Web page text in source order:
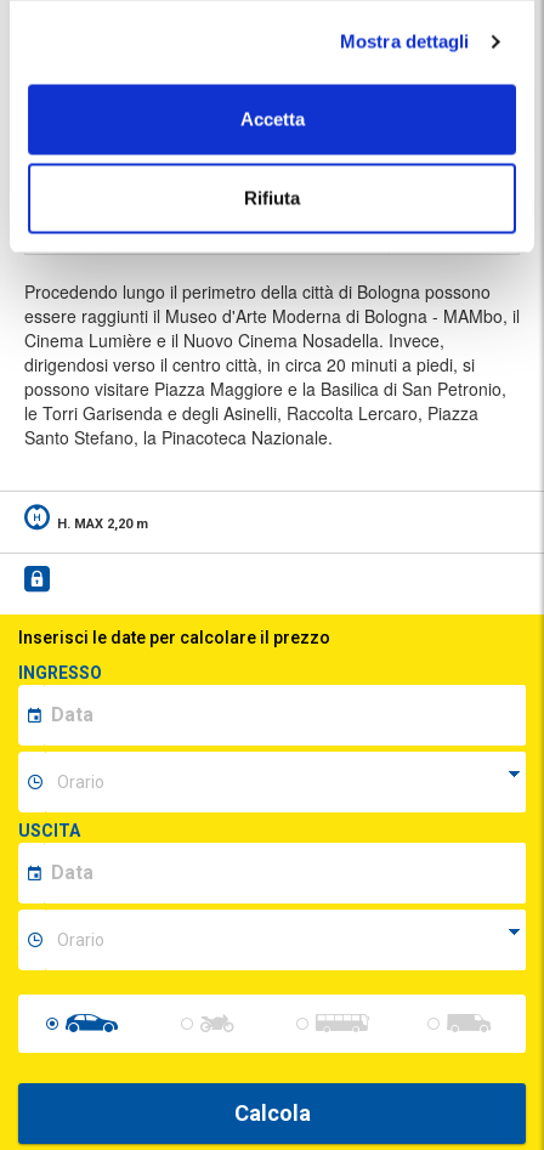
Mostra dettagli
Accetta
Rifiuta
Stazione Centrale di Bologna
5 minuti
MAMbo
13 minuti
Bologna Fiera
25 minuti
Procedendo lungo il perimetro della città di Bologna possono
essere raggiunti il Museo d'Arte Moderna di Bologna - MAMbo, il
Cinema Lumière e il Nuovo Cinema Nosadella. Invece,
dirigendosi verso il centro città, in circa 20 minuti a piedi, si
possono visitare Piazza Maggiore e la Basilica di San Petronio,
le Torri Garisenda e degli Asinelli, Raccolta Lercaro, Piazza
Santo Stefano, la Pinacoteca Nazionale.
H. MAX 2,20 m
Inserisci le date per calcolare il prezzo
INGRESSO
USCITA
Calcola